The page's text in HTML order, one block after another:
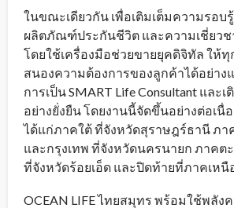
ในขณะเดียวกัน เพื่อเติมเต็มความรอบ
ผลิตภัณฑ์ประกันชีวิต และความเชี่ยว
โดยใช้เครื่องมือช่วยขายยุคดิจิทัล ให้
สนองความต้องการของลูกค้าได้อย่าง
การเป็น SMART Life Consultant และ
อย่างยั่งยืน โดยงานนี้จัดขึ้นอย่างต่อเนื่
ได้แก่ภาคใต้ ที่จังหวัดสุราษฎร์ธานี ภา
และกรุงเทพ ที่จังหวัดนครนายก ภาคต
ที่จังหวัดร้อยเอ็ด และปิดท้ายที่ภาคเห
OCEAN LIFE ไทยสมุทร พร้อมใช้พลั